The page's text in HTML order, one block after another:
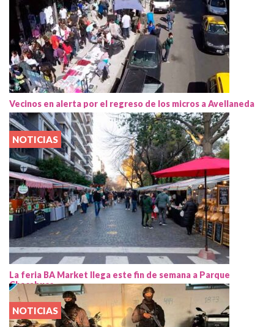
Vecinos en alerta por el regreso de los micros a Avellaneda
NOTICIAS
La feria BA Market llega este fin de semana a Parque
Chacabuco
NOTICIAS